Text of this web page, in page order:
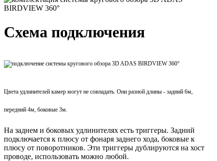
Схема подключения
Цвета удлинителей камер могут не совпадать. Они разной длины - задний 6м,
передний 4м, боковые 3м.
На заднем и боковых удлинителях есть триггеры. Задний
подключается к плюсу от фонаря заднего хода, боковые к
плюсу от поворотников. Эти триггеры дублируются на хост
проводе, использовать можно любой.